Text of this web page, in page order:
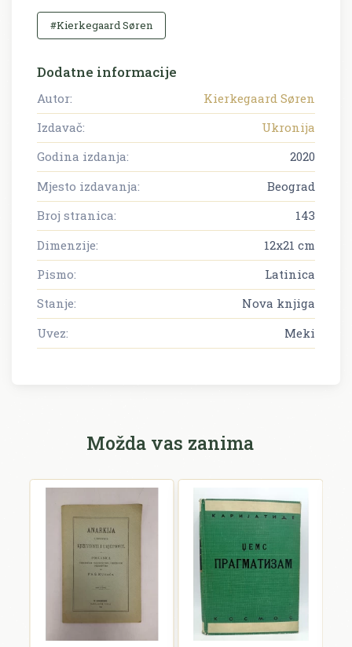
#Kierkegaard Søren
Dodatne informacije
Autor:
Kierkegaard Søren
Izdavač:
Ukronija
Godina izdanja:
2020
Mjesto izdavanja:
Beograd
Broj stranica:
143
Dimenzije:
12x21 cm
Pismo:
Latinica
Stanje:
Nova knjiga
Uvez:
Meki
Možda vas zanima